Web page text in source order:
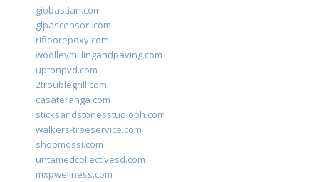
giobastian.com
glpascensori.com
rifloorepoxy.com
woolleymillingandpaving.com
uptonpvd.com
2troublegrill.com
casateranga.com
sticksandstonesstudiooh.com
walkers-treeservice.com
shopmossi.com
untamedcollectivesd.com
mxpwellness.com